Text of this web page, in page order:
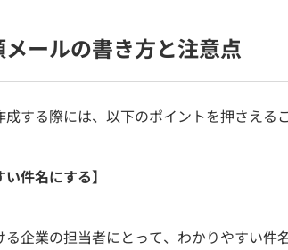
ールの書き方と注意点
成する際には、以下のポイントを押さえる
い件名にする】
る企業の担当者にとって、わかりやすい件